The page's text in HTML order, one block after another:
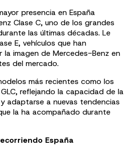
presencia en España
Clase C, uno de los grandes
las últimas décadas. Le
E, vehículos que han
imagen de Mercedes-Benz en
del mercado.
más recientes como los
reflejando la capacidad de la
adaptarse a nuevas tendencias
la ha acompañado durante
España